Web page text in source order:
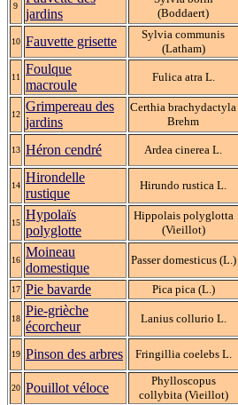
9
jardins
(Boddaert)
10 Fauvette grisette
Sylvia communis
(Latham)
11
Foulque
macroule
Fulica atra L.
12
Grimpereau des
jardins
Certhia brachydactyla
Brehm
13 Héron cendré Ardea cinerea L.
14
Hirondelle
rustique
Hirundo rustica L.
15
Hypolaïs
polyglotte
Hippolais polyglotta
(Vieillot)
16
Moineau
domestique
Passer domesticus (L.)
17 Pie bavarde Pica pica (L.)
18
Pie-grièche
écorcheur
Lanius collurio L.
19 Pinson des arbres Fringillia coelebs L.
20 Pouillot véloce
Phylloscopus
collybita (Vieillot)